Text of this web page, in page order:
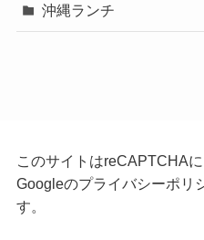
沖縄ランチ
このサイトはreCAPTCHA
Googleのプライバシーポリ
す。